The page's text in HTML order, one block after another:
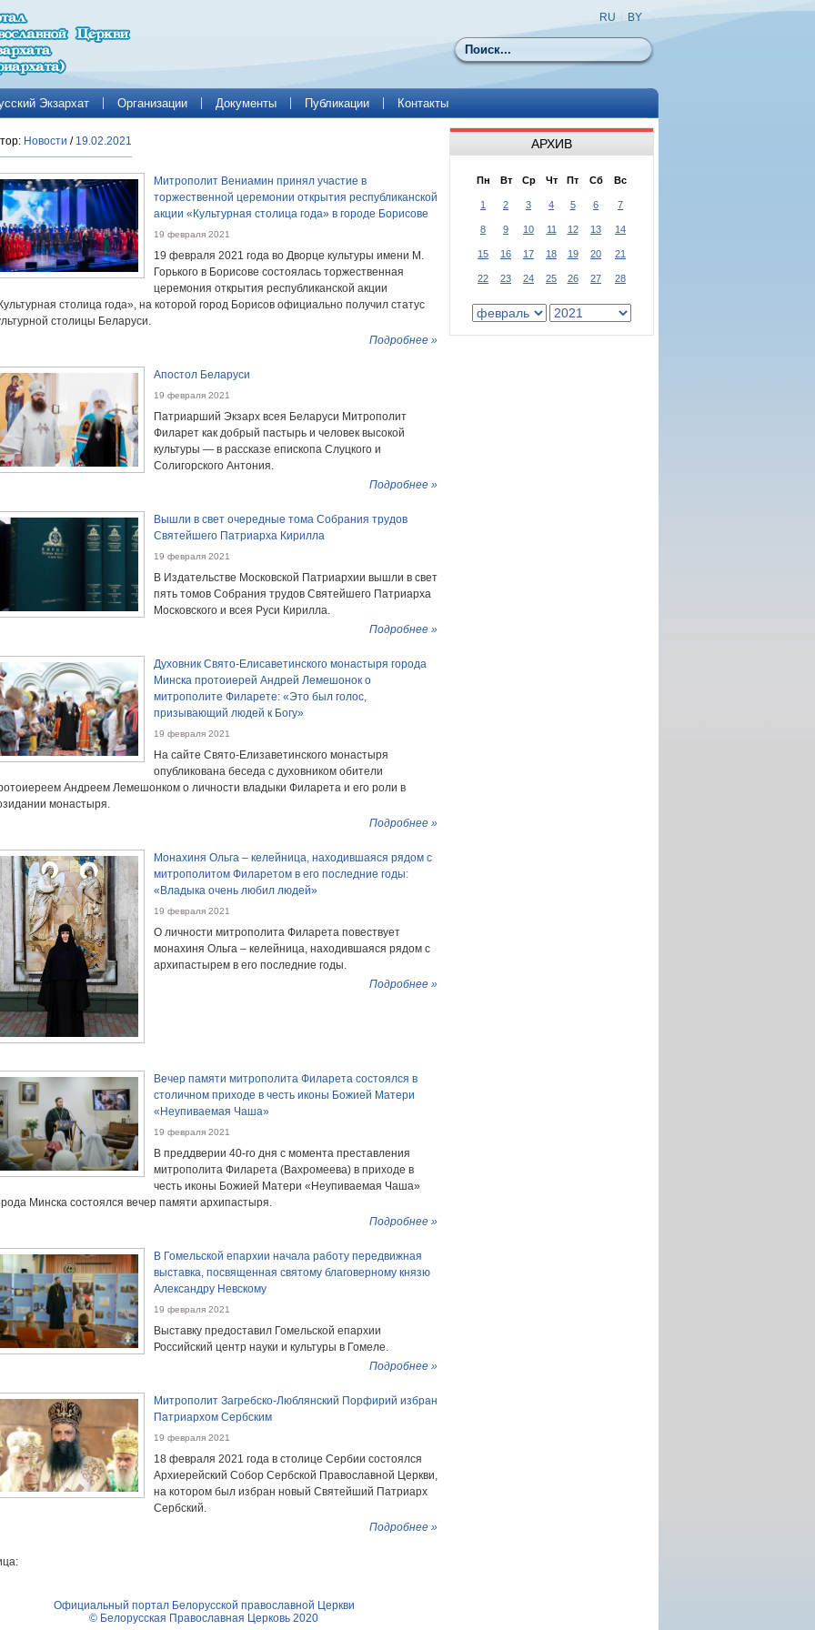
Поиск
RU BY
Экзархат Организации Документы Публикации Контакты
Новости / 19.02.2021
Митрополит Вениамин принял участие в
торжественной церемонии открытия республиканской
акции «Культурная столица года» в городе Борисове
19 февраля 2021
19 февраля 2021 года во Дворце культуры имени М.
Горького в Борисове состоялась торжественная
церемония открытия республиканской акции
столица года», на которой город Борисов официально получил статус
столицы Беларуси.
Подробнее »
Апостол Беларуси
19 февраля 2021
Патриарший Экзарх всея Беларуси Митрополит
Филарет как добрый пастырь и человек высокой
культуры — в рассказе епископа Слуцкого и
Солигорского Антония.
Подробнее »
Вышли в свет очередные тома Собрания трудов
Святейшего Патриарха Кирилла
19 февраля 2021
В Издательстве Московской Патриархии вышли в свет
пять томов Собрания трудов Святейшего Патриарха
Московского и всея Руси Кирилла.
Подробнее »
Духовник Свято-Елисаветинского монастыря города
Минска протоиерей Андрей Лемешонок о
митрополите Филарете: «Это был голос,
призывающий людей к Богу»
19 февраля 2021
На сайте Свято-Елизаветинского монастыря
опубликована беседа с духовником обители
Андреем Лемешонком о личности владыки Филарета и его роли в
монастыря.
Подробнее »
Монахиня Ольга – келейница, находившаяся рядом с
митрополитом Филаретом в его последние годы:
«Владыка очень любил людей»
19 февраля 2021
О личности митрополита Филарета повествует
монахиня Ольга – келейница, находившаяся рядом с
архипастырем в его последние годы.
Подробнее »
Вечер памяти митрополита Филарета состоялся в
столичном приходе в честь иконы Божией Матери
«Неупиваемая Чаша»
19 февраля 2021
В преддверии 40-го дня с момента преставления
митрополита Филарета (Вахромеева) в приходе в
честь иконы Божией Матери «Неупиваемая Чаша»
Минска состоялся вечер памяти архипастыря.
Подробнее »
В Гомельской епархии начала работу передвижная
выставка, посвященная святому благоверному князю
Александру Невскому
19 февраля 2021
Выставку предоставил Гомельской епархии
Российский центр науки и культуры в Гомеле.
Подробнее »
Митрополит Загребско-Люблянский Порфирий избран
Патриархом Сербским
19 февраля 2021
18 февраля 2021 года в столице Сербии состоялся
Архиерейский Собор Сербской Православной Церкви,
на котором был избран новый Святейший Патриарх
Сербский.
Подробнее »
АРХИВ
Пн Вт Ср Чт Пт Сб Вс
1 2 3 4 5 6 7
8 9 10 11 12 13 14
15 16 17 18 19 20 21
22 23 24 25 26 27 28
Официальный портал Белорусской православной Церкви
© Белорусская Православная Церковь 2020